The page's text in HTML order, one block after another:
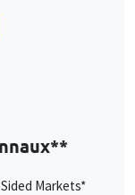
Markets*